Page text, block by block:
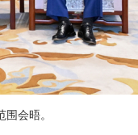
会晤。